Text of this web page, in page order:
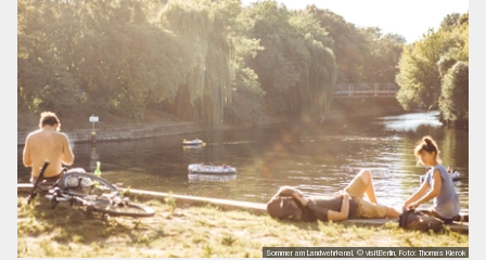
Sommer am Landwehrkanal, © visitBerlin, Foto: Thomas Kierok